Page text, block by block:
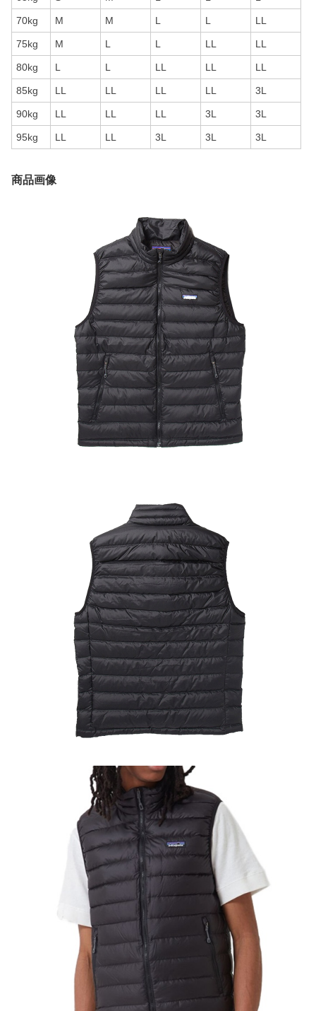
70kg M M L L LL
75kg M L L LL LL
80kg L L LL LL LL
85kg LL LL LL LL 3L
90kg LL LL LL 3L 3L
95kg LL LL 3L 3L 3L
商品画像